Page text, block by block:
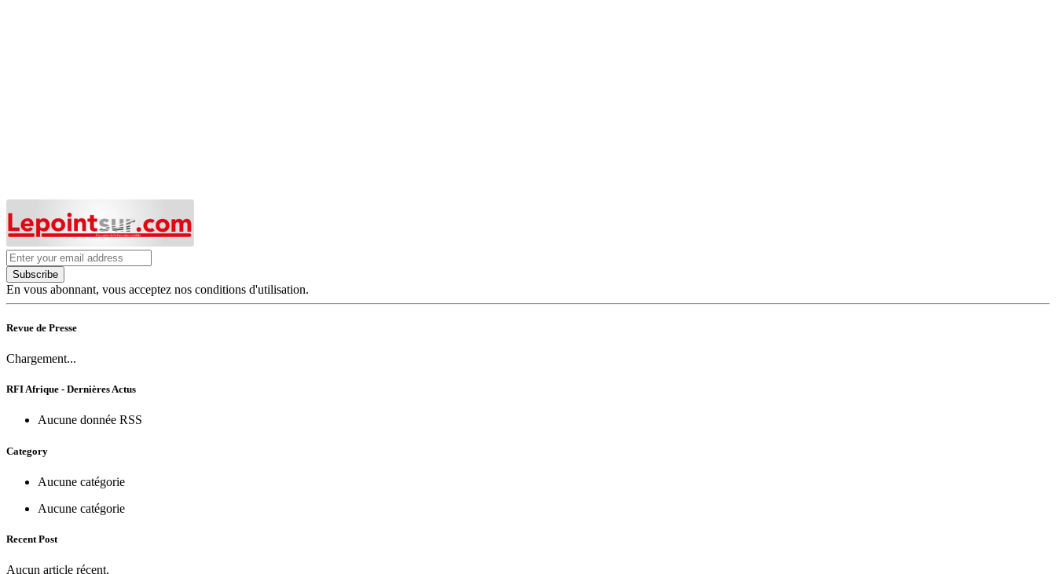
Subscribe
En vous abonnant, vous acceptez nos conditions d'utilisation.
Revue de Presse
Chargement...
RFI Afrique - Dernières Actus
Aucune donnée RSS
Category
Aucune catégorie
Aucune catégorie
Recent Post
Aucun article récent.